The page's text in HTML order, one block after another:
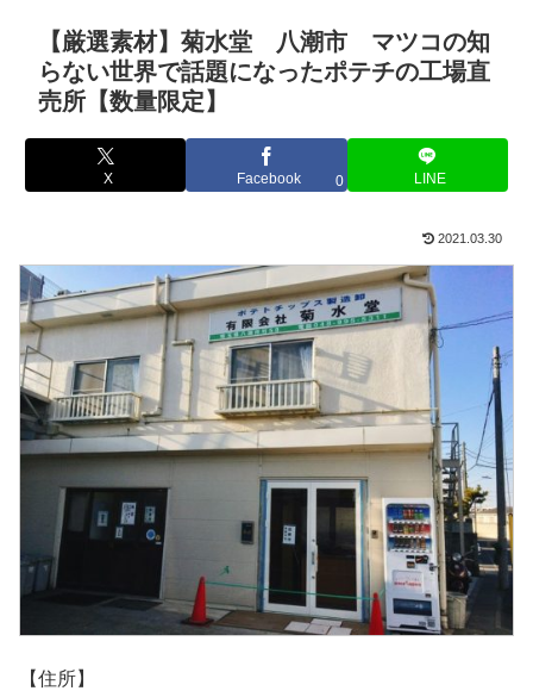
【厳選素材】菊水堂 八潮市 マツコの知
らない世界で話題になったポテチの工場直
売所【数量限定】
X Facebook 0 LINE
2021.03.30
【住所】